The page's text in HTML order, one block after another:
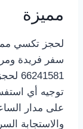
مميزة
لحجز تكسي
سفر فريدة
توجيه أي
على مدار
والاستجابة